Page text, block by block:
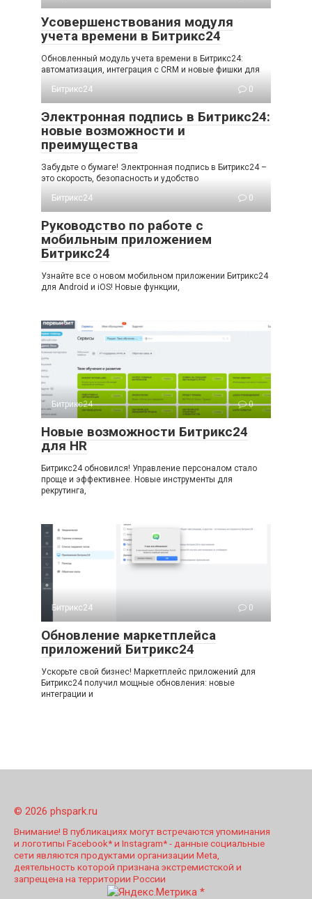
Усовершенствования модуля
учета времени в Битрикс24
Обновленный модуль учета времени в Битрикс24:
автоматизация, интеграция с CRM и новые фишки для
Битрикс24
0
Электронная подпись в Битрикс24:
новые возможности и
преимущества
Забудьте о бумаге! Электронная подпись в Битрикс24 –
это скорость, безопасность и удобство
Битрикс24
0
Руководство по работе с
мобильным приложением
Битрикс24
Узнайте все о новом мобильном приложении Битрикс24
для Android и iOS! Новые функции,
Битрикс24 0
Новые возможности Битрикс24
для HR
Битрикс24 обновился! Управление персоналом стало
проще и эффективнее. Новые инструменты для
рекрутинга,
Битрикс24 0
Обновление маркетплейса
приложений Битрикс24
Ускорьте свой бизнес! Маркетплейс приложений для
Битрикс24 получил мощные обновления: новые
интеграции и
© 2026 phspark.ru
Внимание! В публикациях могут встречаются упоминания
и логотипы Facebook* и Instagram* - данные социальные
сети являются продуктами организации Meta,
деятельность которой признана экстремистской и
запрещена на территории России
*